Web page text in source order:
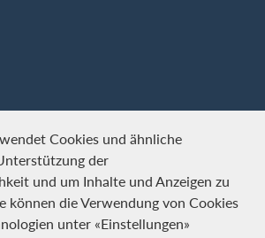
Cookies und ähnliche
der
und um Inhalte und Anzeigen zu
können die Verwendung von Cookies
unter «Einstellungen»